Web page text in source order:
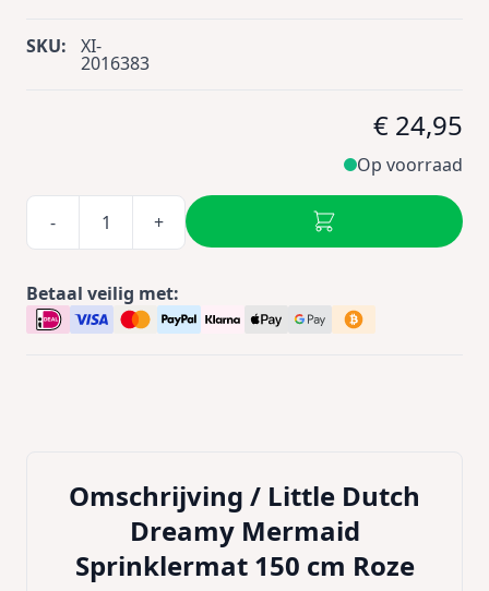
SKU: XI-
2016383
€ 24,95
Op voorraad
- +
Betaal veilig met:
Omschrijving / Little Dutch
Dreamy Mermaid
Sprinklermat 150 cm Roze